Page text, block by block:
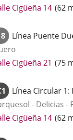
Cigüeña 14 (62
Línea Puente
Cigüeña 21 (75
Línea Circular 1:
- Delicias -
Cigüeña 14 (62